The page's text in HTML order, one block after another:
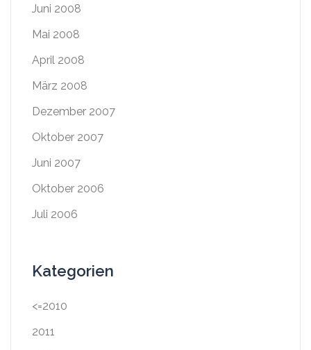
Juni 2008
Mai 2008
April 2008
März 2008
Dezember 2007
Oktober 2007
Juni 2007
Oktober 2006
Juli 2006
Kategorien
<=2010
2011